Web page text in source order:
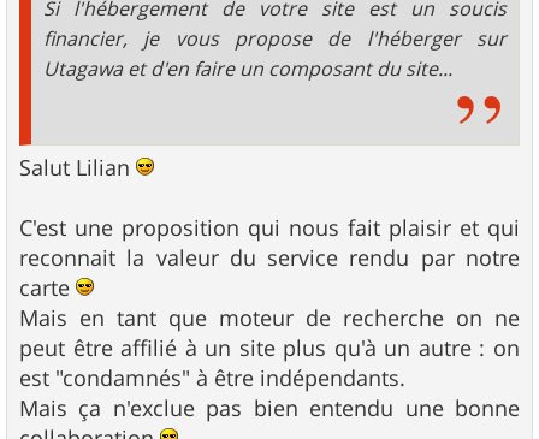
Si l'hébergement de votre site est un soucis
financier, je vous propose de l'héberger sur
Utagawa et d'en faire un composant du site...
Salut Lilian
C'est une proposition qui nous fait plaisir et qui
reconnait la valeur du service rendu par notre
carte
Mais en tant que moteur de recherche on ne
peut être affilié à un site plus qu'à un autre : on
est "condamnés" à être indépendants.
Mais ça n'exclue pas bien entendu une bonne